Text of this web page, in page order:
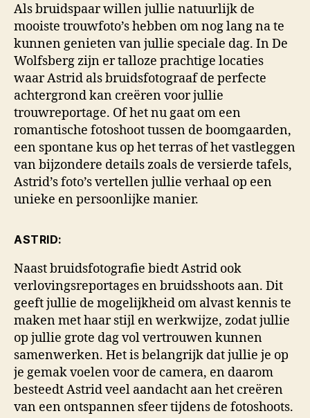
Als bruidspaar willen jullie natuurlijk de
mooiste trouwfoto’s hebben om nog lang na te
kunnen genieten van jullie speciale dag. In De
Wolfsberg zijn er talloze prachtige locaties
waar Astrid als bruidsfotograaf de perfecte
achtergrond kan creëren voor jullie
trouwreportage. Of het nu gaat om een
romantische fotoshoot tussen de boomgaarden,
een spontane kus op het terras of het vastleggen
van bijzondere details zoals de versierde tafels,
Astrid’s foto’s vertellen jullie verhaal op een
unieke en persoonlijke manier.
ASTRID:
Naast bruidsfotografie biedt Astrid ook
verlovingsreportages en bruidsshoots aan. Dit
geeft jullie de mogelijkheid om alvast kennis te
maken met haar stijl en werkwijze, zodat jullie
op jullie grote dag vol vertrouwen kunnen
samenwerken. Het is belangrijk dat jullie je op
je gemak voelen voor de camera, en daarom
besteedt Astrid veel aandacht aan het creëren
van een ontspannen sfeer tijdens de fotoshoots.